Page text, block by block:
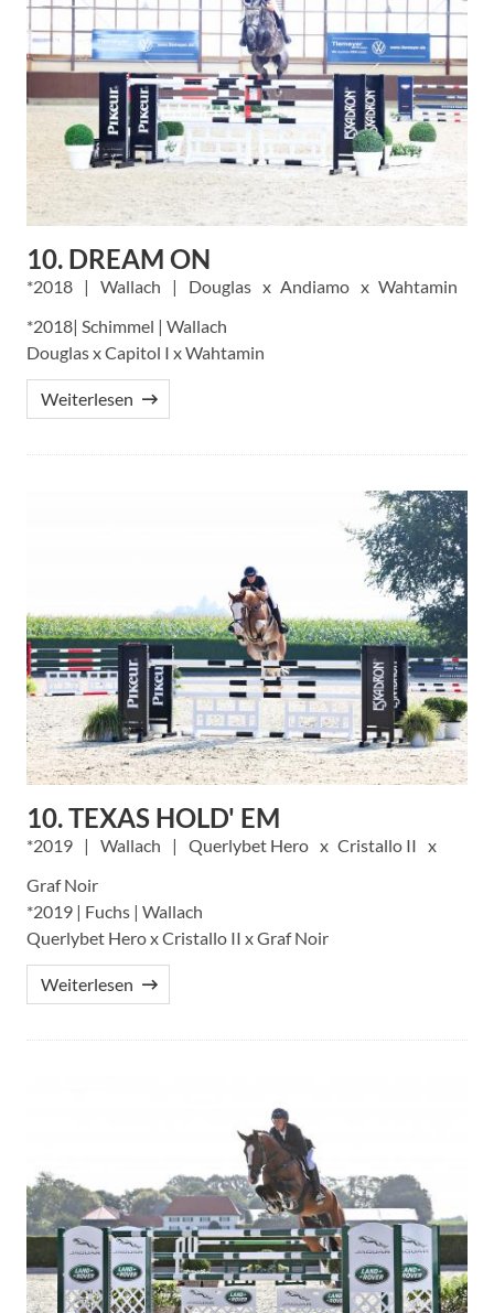
10. DREAM ON
2018 Wallach Douglas Andiamo
Wahtamin
*2018| Schimmel | Wallach
Douglas x Capitol I x Wahtamin
Weiterlesen
10. TEXAS HOLD' EM
2019 Wallach Querlybet Hero
Cristallo II
Graf Noir
*2019 | Fuchs | Wallach
Querlybet Hero x Cristallo II x Graf Noir
Weiterlesen